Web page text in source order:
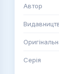
Автор
Серія